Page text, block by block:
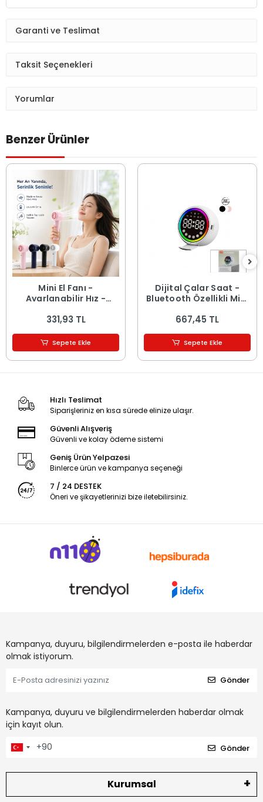
Garanti ve Teslimat
Taksit Seçenekleri
Yorumlar
Benzer Ürünler
Mini El Fanı -
Ayarlanabilir Hız -
Karışık Renk
331,93 TL
Sepete Ekle
Dijital Çalar Saat -
Bluetooth Özellikli Mini
Işıklı
667,45 TL
Sepete Ekle
Hızlı Teslimat
Siparişleriniz en kısa sürede elinize ulaşır.
Güvenli Alışveriş
Güvenli ve kolay ödeme sistemi
Geniş Ürün Yelpazesi
Binlerce ürün ve kampanya seçeneği
7 / 24 DESTEK
Öneri ve şikayetlerinizi bize iletebilirsiniz.
Kampanya, duyuru, bilgilendirmelerden e-posta ile haberdar
olmak istiyorum.
Gönder
Kampanya, duyuru ve bilgilendirmelerden haberdar olmak
için kayıt olun.
Gönder
Kurumsal